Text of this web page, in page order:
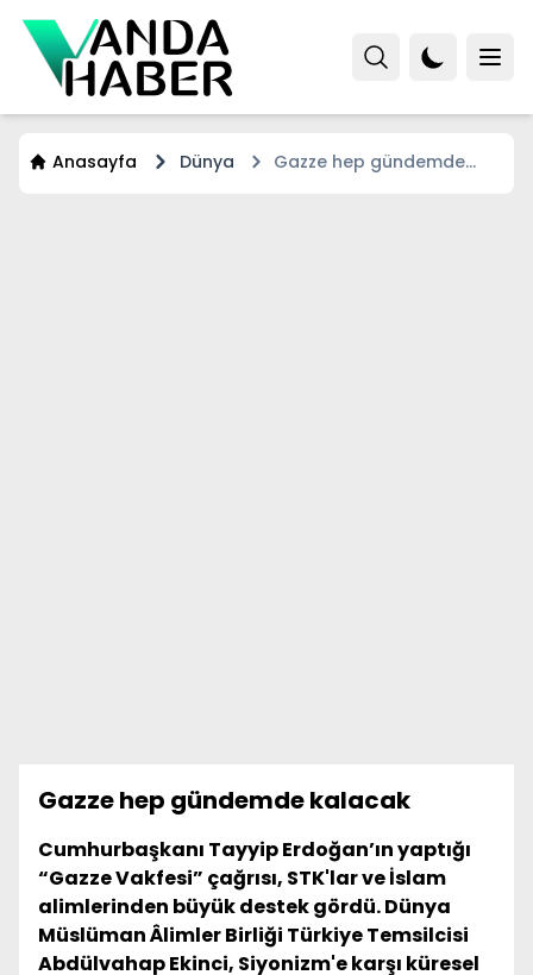
Anasayfa Dünya
Gazze hep gündemde
Gazze hep gündemde kalacak
Cumhurbaşkanı Tayyip Erdoğan’ın yaptığı
“Gazze Vakfesi” çağrısı, STK'lar ve İslam
alimlerinden büyük destek gördü. Dünya
Müslüman Âlimler Birliği Türkiye Temsilcisi
Abdülvahap Ekinci, Siyonizm'e karşı küresel